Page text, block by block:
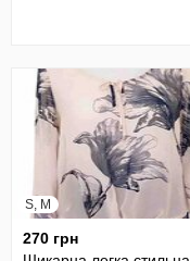
S, M
270 грн